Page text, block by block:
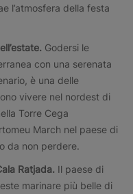
l’atmosfera della festa
Godersi le
con una serenata
è una delle
vivere nel nordest di
Torre Cega
March nel paese di
da non perdere.
Ratjada. Il paese di
marinare più belle di